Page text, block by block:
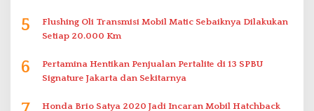
5
Flushing Oli Transmisi Mobil Matic Sebaiknya Dilakukan
Setiap 20.000 Km
6
Pertamina Hentikan Penjualan Pertalite di 13 SPBU
Signature Jakarta dan Sekitarnya
Honda Brio Satya 2020 Jadi Incaran Mobil Hatchback